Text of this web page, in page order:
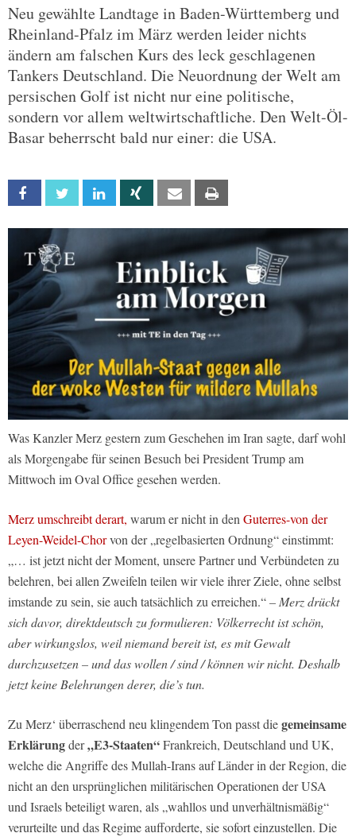
Neu gewählte Landtage in Baden-Württemberg und
Rheinland-Pfalz im März werden leider nichts
ändern am falschen Kurs des leck geschlagenen
Tankers Deutschland. Die Neuordnung der Welt am
persischen Golf ist nicht nur eine politische,
sondern vor allem weltwirtschaftliche. Den Welt-Öl-
Basar beherrscht bald nur einer: die USA.
Facebook Twitter Linkedin Xing Email
Was Kanzler Merz gestern zum Geschehen im Iran sagte, darf wohl
als Morgengabe für seinen Besuch bei President Trump am
Mittwoch im Oval Office gesehen werden.
Merz umschreibt derart, warum er nicht in den Guterres-von der
Leyen-Weidel-Chorvon der „regelbasierten Ordnung“ einstimmt:
„… ist jetzt nicht der Moment, unsere Partner und Verbündeten zu
belehren, bei allen Zweifeln teilen wir viele ihrer Ziele, ohne selbst
imstande zu sein, sie auch tatsächlich zu erreichen.“– Merz drückt
sich davor, direktdeutsch zu formulieren: Völkerrecht ist schön,
aber wirkungslos, weil niemand bereit ist, es mit Gewalt
durchzusetzen – und das wollen / sind / können wir nicht. Deshalb
jetzt keine Belehrungen derer, die’s tun.
Zu Merz‘ überraschend neu klingendem Ton passt diegemeinsame
Erklärungder„E3-Staaten“Frankreich, Deutschland und UK,
welche die Angriffe des Mullah-Irans auf Länder in der Region, die
nicht an den ursprünglichen militärischen Operationen der USA
und Israels beteiligt waren, als „wahllos und unverhältnismäßig“
verurteilte und das Regime aufforderte, sie sofort einzustellen. Die